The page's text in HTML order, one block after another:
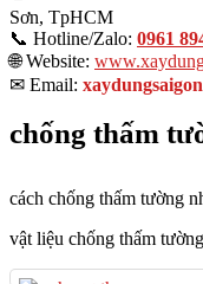
Sơn, TpHCM
📞 Hotline/Zalo: 0961
🌐 Website:
✉ Email:
chống thấm
cách chống thấm tường
vật liệu chống thấm